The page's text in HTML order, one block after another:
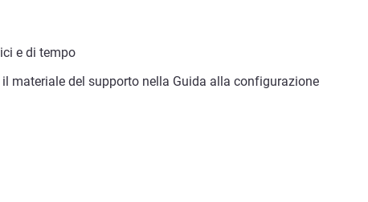
e di tempo
materiale del supporto nella Guida alla configurazione